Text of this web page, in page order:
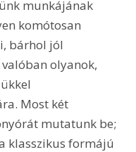
munkájának
komótosan
bárhol jól
olyanok,
Most két
mutatunk be;
klasszikus formájú